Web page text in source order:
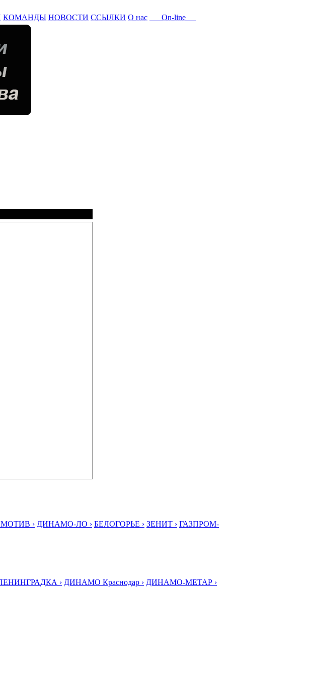
КОМАНДЫ НОВОСТИ ССЫЛКИ О нас On-line
› ДИНАМО-ЛО › БЕЛОГОРЬЕ › ЗЕНИТ › ГАЗПРОМ-
› ДИНАМО Краснодар › ДИНАМО-МЕТАР ›